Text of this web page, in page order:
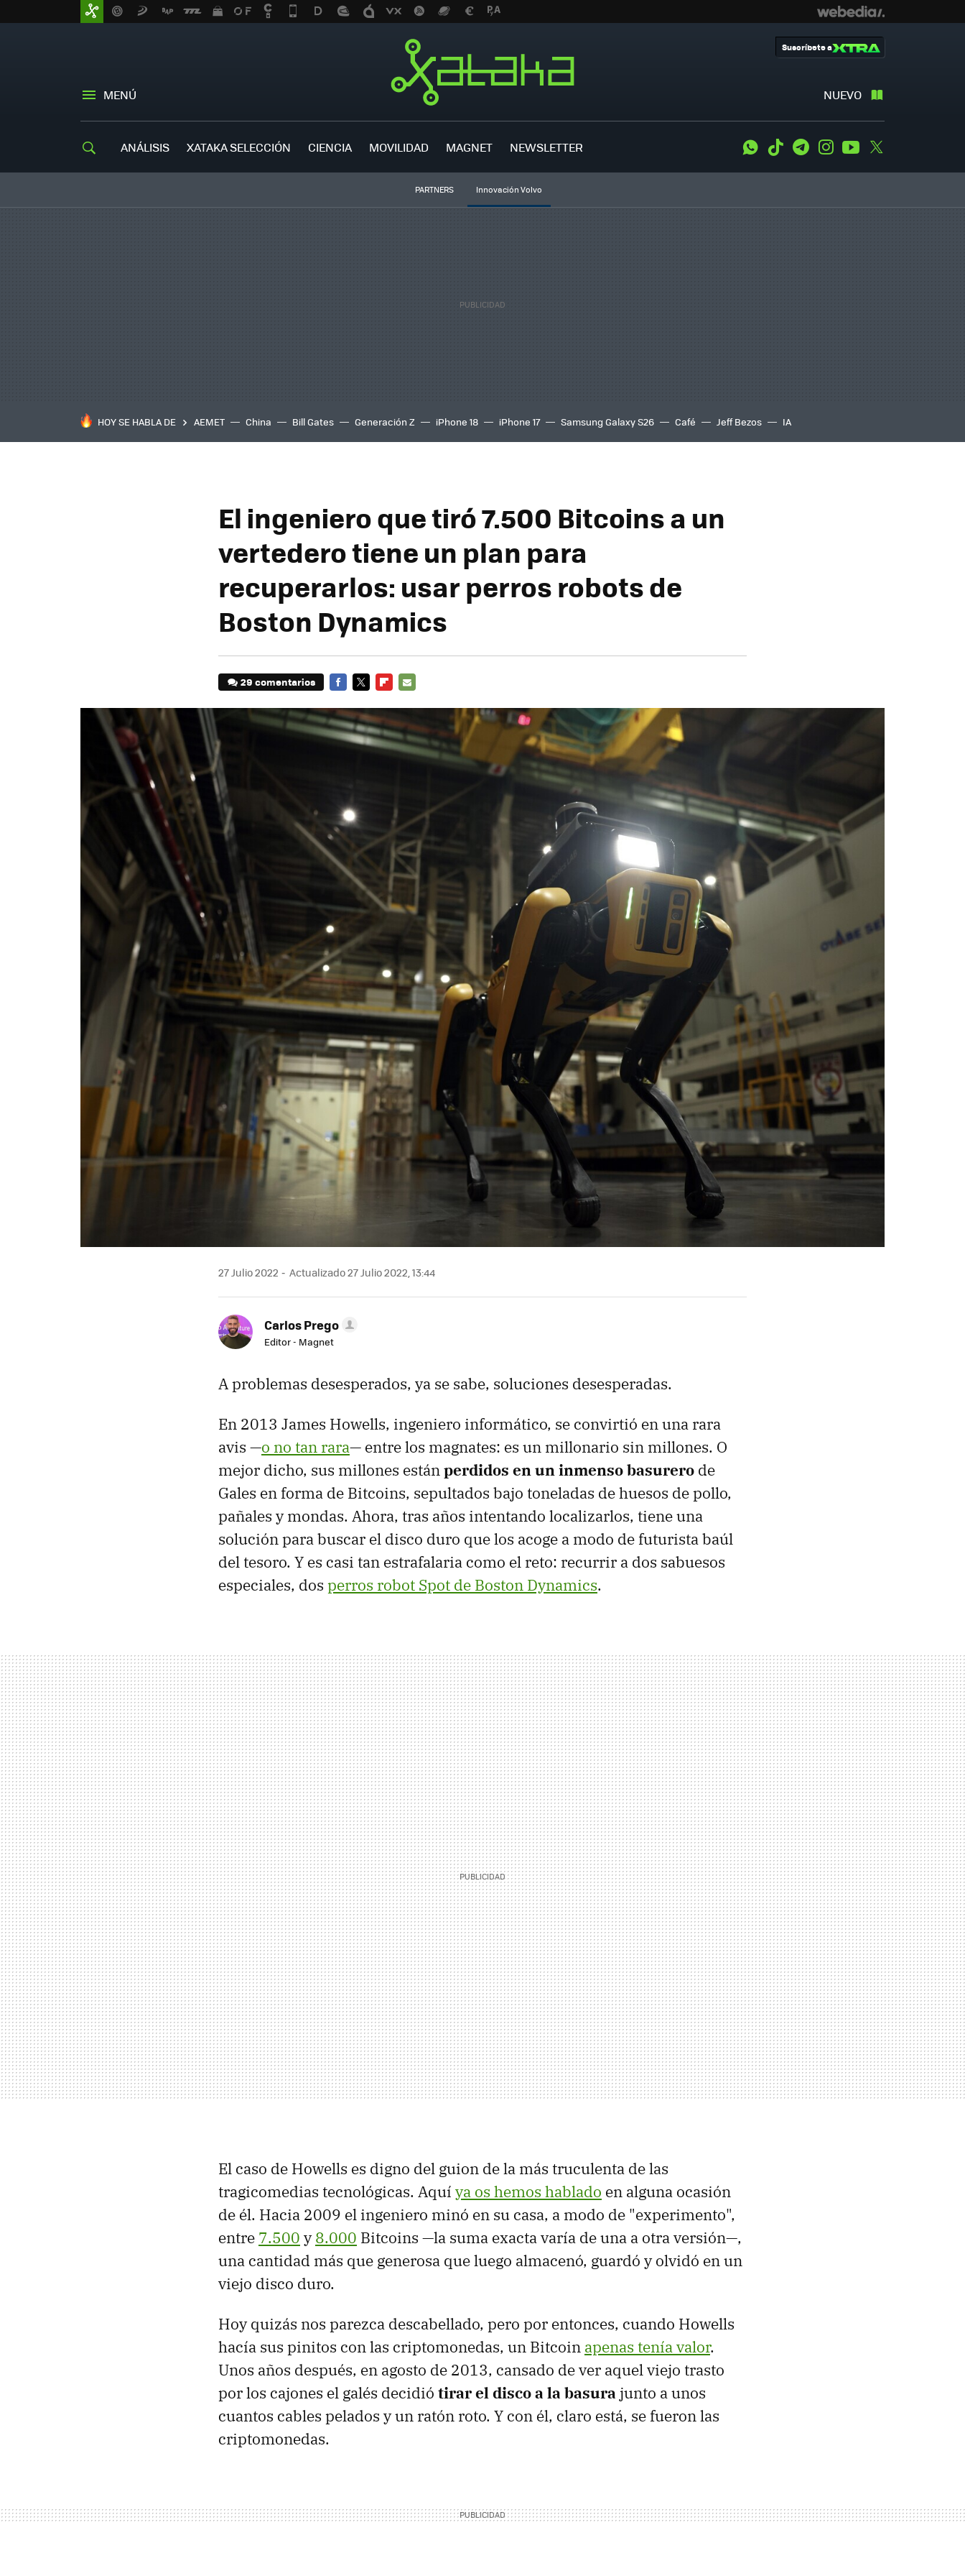
MENÚ NUEVO
Suscríbete a
ANÁLISIS XATAKA SELECCIÓN CIENCIA MOVILIDAD MAGNET NEWSLETTER WhatsApp
Tiktok TelegramInstagramYoutube
PARTNERS Innovación Volvo
HOY SE HABLA DE AEMET China Bill Gates Generación Z iPhone 18 iPhone 17 Samsung Galaxy S26 Café Jeff Bezos IA
El ingeniero que tiró 7.500 Bitcoins a un
vertedero tiene un plan para
recuperarlos: usar perros robots de
Boston Dynamics
29 comentarios
MAIL
27 Julio 2022 Actualizado 27 Julio 2022, 13:44
Carlos Prego
Editor - Magnet
A problemas desesperados, ya se sabe, soluciones desesperadas.
En 2013 James Howells, ingeniero informático, se convirtió en una rara
avis —o no tan rara— entre los magnates: es un millonario sin millones. O
mejor dicho, sus millones estánperdidos en un inmenso basurero de
Gales en forma de Bitcoins, sepultados bajo toneladas de huesos de pollo,
pañales y mondas. Ahora, tras años intentando localizarlos, tiene una
solución para buscar el disco duro que los acoge a modo de futurista baúl
del tesoro. Y es casi tan estrafalaria como el reto: recurrir a dos sabuesos
especiales, dos perros robot Spot de Boston Dynamics.
El caso de Howells es digno del guion de la más truculenta de las
tragicomedias tecnológicas. Aquí ya os hemos hablado en alguna ocasión
de él. Hacia 2009 el ingeniero minó en su casa, a modo de "experimento",
entre 7.500 y8.000 Bitcoins —la suma exacta varía de una a otra versión—,
una cantidad más que generosa que luego almacenó, guardó y olvidó en un
viejo disco duro.
Hoy quizás nos parezca descabellado, pero por entonces, cuando Howells
hacía sus pinitos con las criptomonedas, un Bitcoin apenas tenía valor.
Unos años después, en agosto de 2013, cansado de ver aquel viejo trasto
por los cajones el galés decidió tirar el disco a la basura junto a unos
cuantos cables pelados y un ratón roto. Y con él, claro está, se fueron las
criptomonedas.